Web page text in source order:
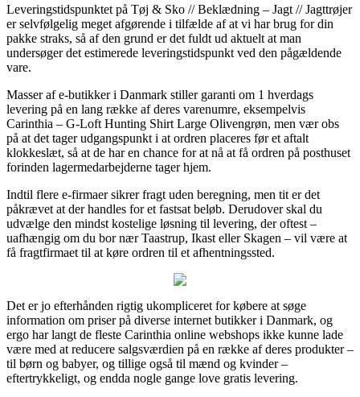
Leveringstidspunktet på Tøj & Sko // Beklædning – Jagt // Jagttrøjer
er selvfølgelig meget afgørende i tilfælde af at vi har brug for din
pakke straks, så af den grund er det fuldt ud aktuelt at man
undersøger det estimerede leveringstidspunkt ved den pågældende
vare.
Masser af e-butikker i Danmark stiller garanti om 1 hverdags
levering på en lang række af deres varenumre, eksempelvis
Carinthia – G-Loft Hunting Shirt Large Olivengrøn, men vær obs
på at det tager udgangspunkt i at ordren placeres før et aftalt
klokkeslæt, så at de har en chance for at nå at få ordren på posthuset
forinden lagermedarbejderne tager hjem.
Indtil flere e-firmaer sikrer fragt uden beregning, men tit er det
påkrævet at der handles for et fastsat beløb. Derudover skal du
udvælge den mindst kostelige løsning til levering, der oftest –
uafhængig om du bor nær Taastrup, Ikast eller Skagen – vil være at
få fragtfirmaet til at køre ordren til et afhentningssted.
Det er jo efterhånden rigtig ukompliceret for købere at søge
information om priser på diverse internet butikker i Danmark, og
ergo har langt de fleste Carinthia online webshops ikke kunne lade
være med at reducere salgsværdien på en række af deres produkter –
til børn og babyer, og tillige også til mænd og kvinder –
eftertrykkeligt, og endda nogle gange love gratis levering.